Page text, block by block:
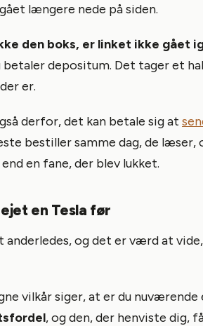
længere nede på siden.
den boks, er linket ikke gået
betaler depositum. Det tager et
er.
derfor, det kan betale sig at
bestiller samme dag, de læser,
en fane, der blev lukket.
en Tesla før
anderledes, og det er værd at
vilkår siger, at er du
, og den, der henviste dig,